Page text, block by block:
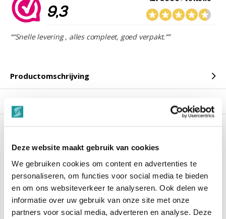
Deze website maakt gebruik van cookies
We gebruiken cookies om content en advertenties te
personaliseren, om functies voor social media te bieden
en om ons websiteverkeer te analyseren. Ook delen we
informatie over uw gebruik van onze site met onze
partners voor social media, adverteren en analyse. Deze
9,3
““Snelle levering , alles compleet, goed verpakt.””
Productomschrijving